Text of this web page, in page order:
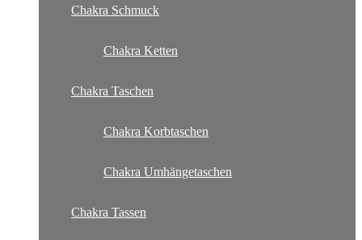
Chakra Schmuck
Chakra Ketten
Chakra Taschen
Chakra Korbtaschen
Chakra Umhängetaschen
Chakra Tassen